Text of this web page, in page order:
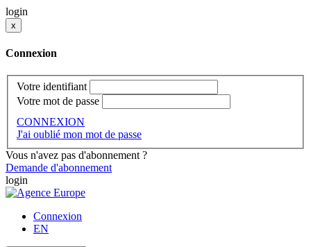
login
x
Connexion
Votre identifiant
Votre mot de passe
CONNEXION
J'ai oublié mon mot de passe
Vous n'avez pas d'abonnement ?
Demande d'abonnement
login
Connexion
EN